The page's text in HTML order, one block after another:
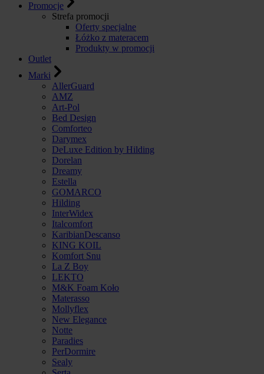
Promocje
Strefa promocji
Oferty specjalne
Łóżko z materacem
Produkty w promocji
Outlet
Marki
AllerGuard
AMZ
Art-Pol
Bed Design
Comforteo
Darymex
DeLuxe Edition by Hilding
Dorelan
Dreamy
Estella
GOMARCO
Hilding
InterWidex
Italcomfort
KaribianDescanso
KING KOIL
Komfort Snu
La Z Boy
LEKTO
M&K Foam Koło
Materasso
Mollyflex
New Elegance
Notte
Paradies
PerDormire
Sealy